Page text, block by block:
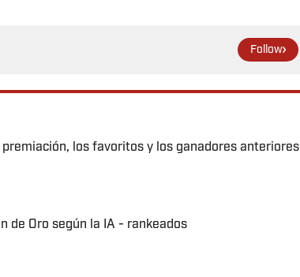
Follow
los favoritos y los ganadores anteriores
de Oro según la IA - rankeados